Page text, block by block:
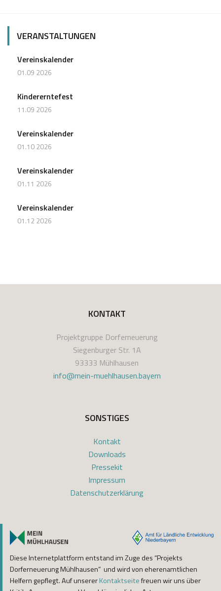
VERANSTALTUNGEN
Vereinskalender
01.09 2026
Kindererntefest
11.09 2026
Vereinskalender
01.10 2026
Vereinskalender
01.11 2026
Vereinskalender
01.12 2026
KONTAKT
Projektgruppe Dorferneuerung
Siegenburger Str. 1A
93333 Mühlhausen
info@mein-muehlhausen.bayern
SONSTIGES
Kontakt
Downloads
Pressekit
Impressum
Datenschutzerklärung
Diese Internetplattform entstand im Zuge des “Projekts
Dorferneuerung Mühlhausen” und wird von eherenamtlichen
Helfern gepflegt. Auf unsererKontaktseitefreuen wir uns über